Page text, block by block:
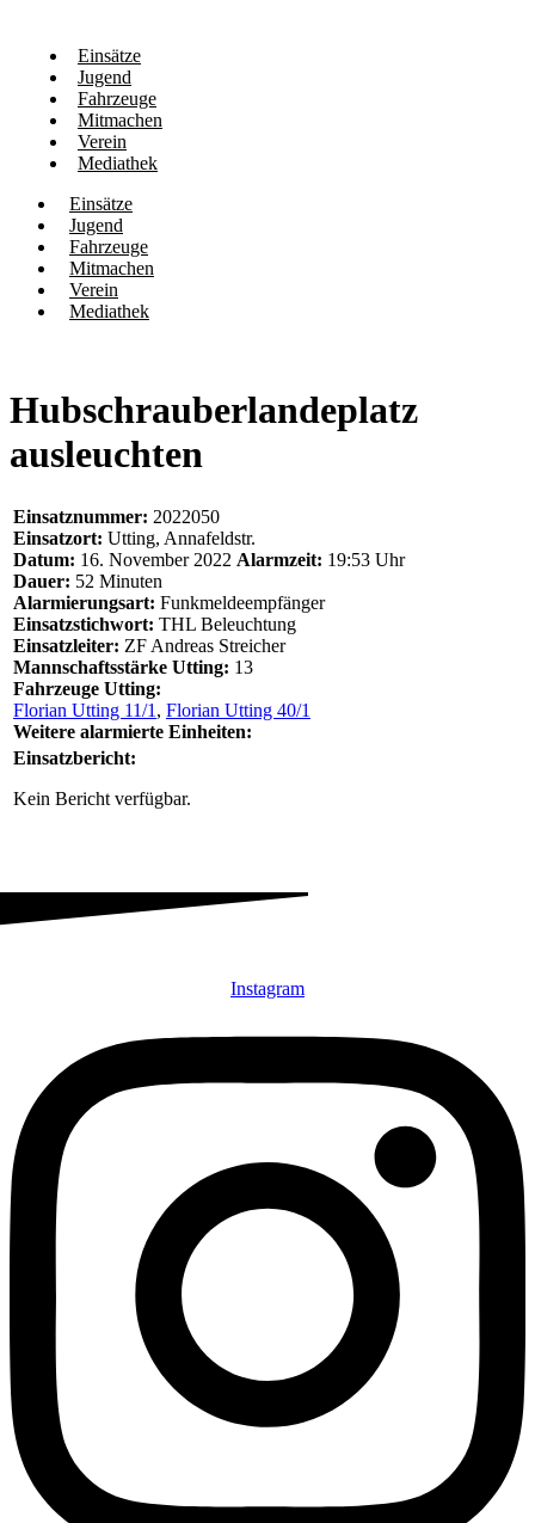
Einsätze
Jugend
Fahrzeuge
Mitmachen
Verein
Mediathek
Einsätze
Jugend
Fahrzeuge
Mitmachen
Verein
Mediathek
Hubschrauberlandeplatz
ausleuchten
Einsatznummer: 2022050
Einsatzort: Utting, Annafeldstr.
Datum: 16. November 2022 Alarmzeit: 19:53 Uhr
Dauer: 52 Minuten
Alarmierungsart: Funkmeldeempfänger
Einsatzstichwort: THL Beleuchtung
Einsatzleiter: ZF Andreas Streicher
Mannschaftsstärke Utting: 13
Fahrzeuge Utting:
Florian Utting 11/1 , Florian Utting 40/1
Weitere alarmierte Einheiten:
Einsatzbericht:
Kein Bericht verfügbar.
Instagram